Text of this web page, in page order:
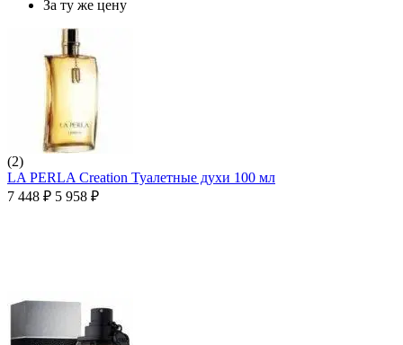
За ту же цену
(2)
LA PERLA Creation Туалетные духи 100 мл
7 448 ₽ 5 958 ₽